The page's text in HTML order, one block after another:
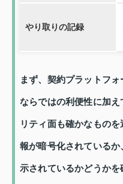
やり取りの記録
まず、契約プラットフ
ならではの利便性に加
リティ面も確かなもの
報が暗号化されている
示されているかどうか